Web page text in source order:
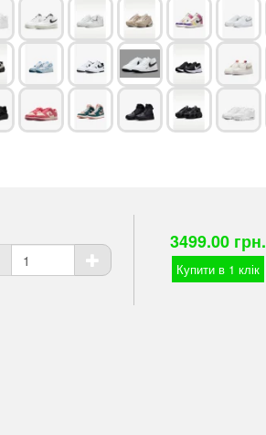
3499.00 грн.
Купити в 1 клік